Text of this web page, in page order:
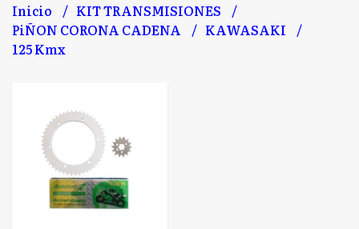
Inicio
KIT TRANSMISIONES
PiÑON CORONA CADENA
KAWASAKI
125 Kmx